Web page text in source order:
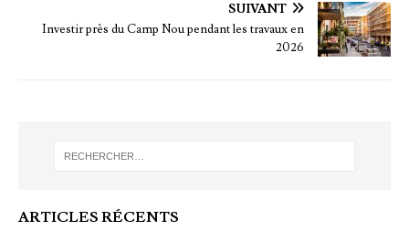
SUIVANT
Investir près du Camp Nou pendant les travaux en
2026
ARTICLES RÉCENTS